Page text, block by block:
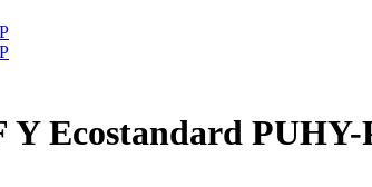
Ecostandard